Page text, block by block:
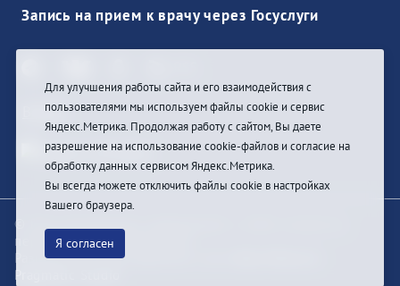
Запись на прием к врачу через Госуслуги
Войти
© При цитировании информации с сайта ссылка на
первоисточник обязательна
Разработка и техподдержка сайта
Pragmatic Studio
Для улучшения работы сайта и его взаимодействия с
пользователями мы используем файлы cookie и сервис
Яндекс.Метрика. Продолжая работу с сайтом, Вы даете
разрешение на использование cookie-файлов и согласие на
обработку данных сервисом Яндекс.Метрика.
Вы всегда можете отключить файлы cookie в настройках
Вашего браузера.
Я согласен